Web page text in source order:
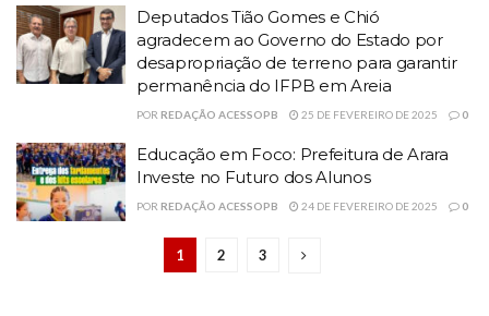
Deputados Tião Gomes e Chió
agradecem ao Governo do Estado por
desapropriação de terreno para garantir
permanência do IFPB em Areia
POR REDAÇÃO ACESSOPB 25 DE FEVEREIRO DE 2025 0
Educação em Foco: Prefeitura de Arara
Investe no Futuro dos Alunos
POR REDAÇÃO ACESSOPB 24 DE FEVEREIRO DE 2025 0
1 2 3